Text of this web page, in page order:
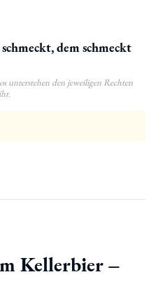
dem schmeckt
unterstehen den jeweiligen Rechten
Kellerbier –